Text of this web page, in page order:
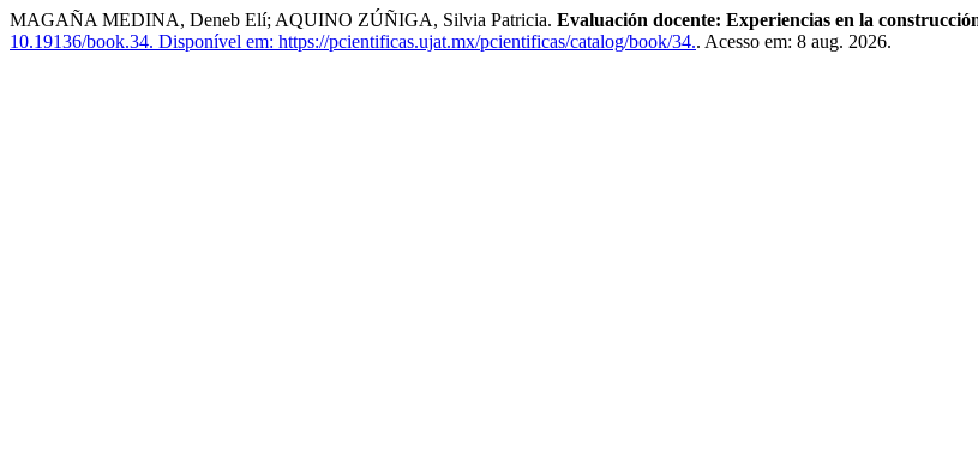
MAGAÑA MEDINA, Deneb Elí; AQUINO ZÚÑIGA, Silvia Patricia. Evaluación docente: Experiencias en la
10.19136/book.34. Disponível em: https://pcientificas.ujat.mx/pcientificas/catalog/book/34.. Acesso em: 8 aug. 2026.